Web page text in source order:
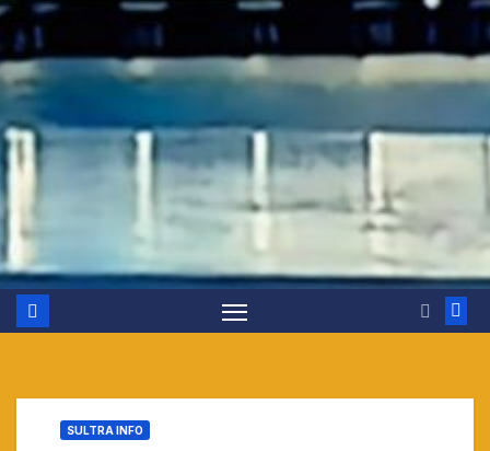
SULTRA INFO